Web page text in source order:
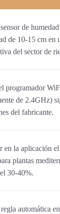
de
de 10-15 cm en
del sector de
programador
de 2.4GHz)
del fabricante.
en la aplicación
plantas
30-40%.
automática